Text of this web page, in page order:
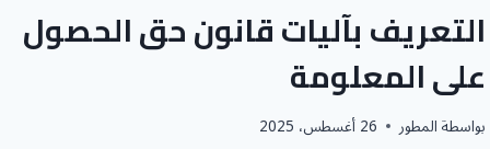
التعريف بآليات قانون حق الحصول
على المعلومة
بواسطةالمطور 26 أغسطس، 2025